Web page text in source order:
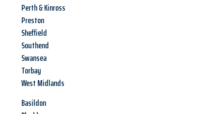
Perth & Kinross
Preston
Sheffield
Southend
Swansea
Torbay
West Midlands
Basildon